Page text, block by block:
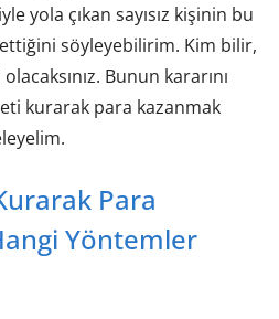
yola çıkan sayısız kişinin bu
söyleyebilirim. Kim bilir,
Bunun kararını
kurarak para kazanmak
Para
Yöntemler